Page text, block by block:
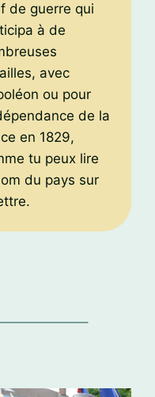
de guerre qui
à de
avec
ou pour
de la
en 1829,
tu peux lire
du pays sur